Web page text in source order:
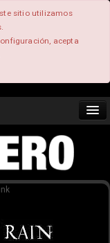
sitio utilizamos
acepta